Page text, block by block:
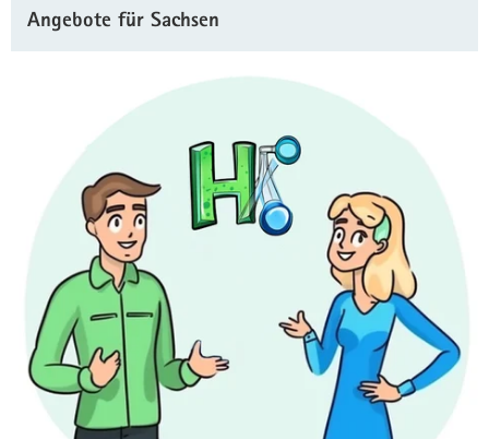
Angebote für Sachsen